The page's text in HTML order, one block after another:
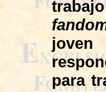
para